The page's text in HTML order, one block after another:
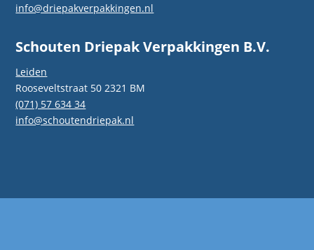
info@driepakverpakkingen.nl
Schouten Driepak Verpakkingen B.V.
Leiden
Rooseveltstraat 50 2321 BM
(071) 57 634 34
info@schoutendriepak.nl